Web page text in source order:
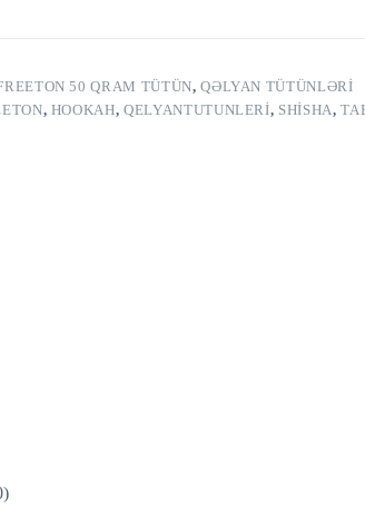
50 QRAM TÜTÜN,QƏLYAN TÜTÜNLƏRI
, HOOKAH,QELYANTUTUNLERI, SHISHA,